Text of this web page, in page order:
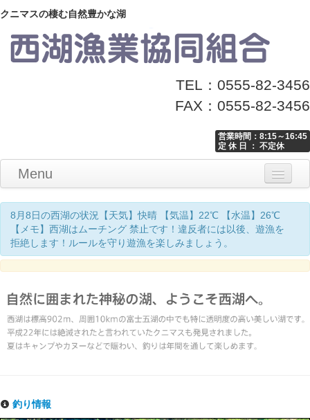
クニマスの棲む自然豊かな湖
TEL：0555-82-3456
FAX：0555-82-3456
営業時間：8:15～16:45
定 休 日 ： 不定休
Menu
Home
釣り情報
マナーとお願い
クニマス展示館
漁協からのお知らせ
お問い合わせ
8月8日の西湖の状況【天気】快晴 【気温】22℃ 【水温】26℃
【メモ】西湖はムーチング 禁止です！違反者には以後、遊漁を
拒絶します！ルールを守り遊漁を楽しみましょう。
釣り情報